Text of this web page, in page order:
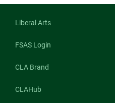
Liberal Arts
FSAS Login
CLA Brand
CLAHub